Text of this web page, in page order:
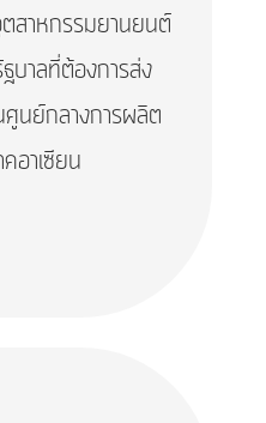
สาหกรรมยานยนต์
บาลที่ต้องการส่ง
ศูนย์กลางการผลิต
อาเซียน